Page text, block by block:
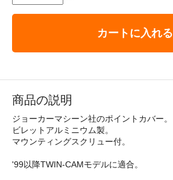
カートに入れる
商品の説明
ジョーカーマシーン社のポイントカバー。
ビレットアルミニウム製。
マウンティングスクリュー付。
'99以降TWIN-CAMモデルに適合。